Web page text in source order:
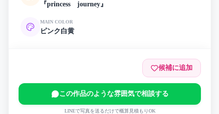
『princess journey』
MAIN COLOR
ピンク 白黄
候補に追加
この作品のような雰囲気で相談する
LINEで写真を送るだけで概算見積もりOK